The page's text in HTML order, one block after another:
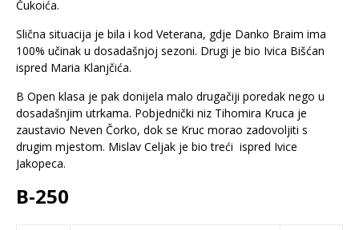
Čukoića.
Slična situacija je bila i kod Veterana, gdje Danko Braim ima
100% učinak u dosadašnjoj sezoni. Drugi je bio Ivica Bišćan
ispred Maria Klanjčića.
B Open klasa je pak donijela malo drugačiji poredak nego u
dosadašnjim utrkama. Pobjednički niz Tihomira Kruca je
zaustavio Neven Čorko, dok se Kruc morao zadovoljiti s
drugim mjestom. Mislav Celjak je bio treći ispred Ivice
Jakopeca.
B-250